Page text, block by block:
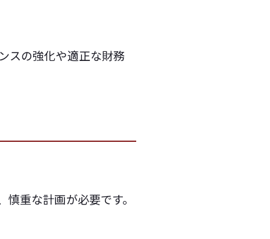
スの強化や適正な財務
重な計画が必要です。